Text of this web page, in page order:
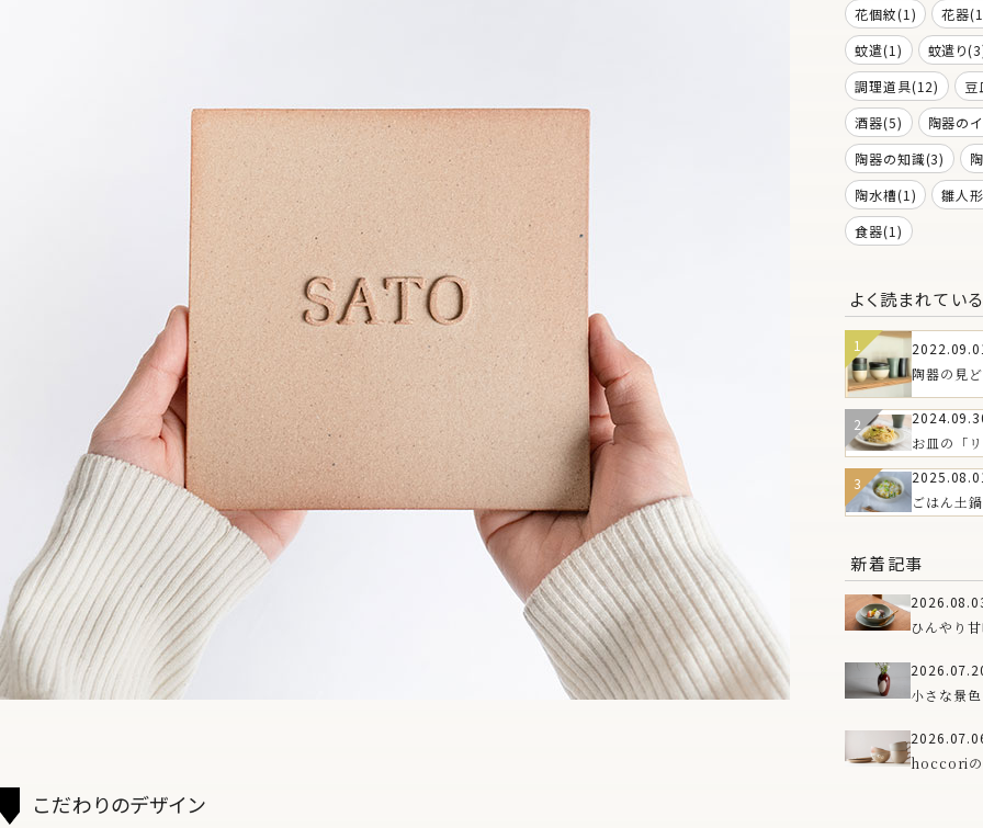
こだわりのデザイン
花個紋(1)
花器
蚊遣(1)
蚊遣り
調理道具(12)
豆
酒器(5)
陶器の
陶器の知識(3)
陶水槽(1)
雛人
食器(1)
よく読まれてい
陶器の見
は？
お皿の「
皿の魅力
WAREお
ごはん土
新着記事
ひんやり
小さな景
「ma」
hoccoriの